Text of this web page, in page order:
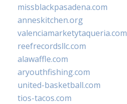
missblackpasadena.com
anneskitchen.org
valenciamarketytaqueria.com
reefrecordsllc.com
alawaffle.com
aryouthfishing.com
united-basketball.com
tios-tacos.com